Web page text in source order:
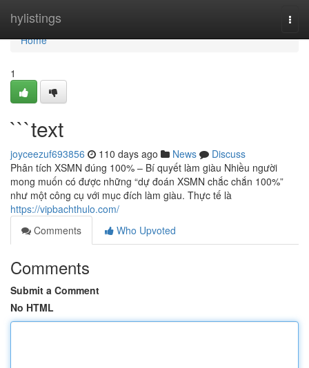
hylistings
Home
Home
1
```text
joyceezuf693856 110 days ago News
Discuss
Phân tích XSMN đúng 100% – Bí quyết làm giàu Nhiều người
mong muốn có được những “dự đoán XSMN chắc chắn 100%”
như một công cụ với mục đích làm giàu. Thực tế là
https://vipbachthulo.com/
Comments
Who Upvoted
Comments
Submit a Comment
No HTML